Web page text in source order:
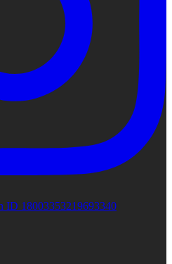
ID 18003353219693340